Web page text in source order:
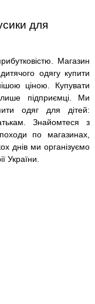
для
Магазин
одягу купити
ціною. Купувати
підприємці. Ми
одяг для дітей:
Знайомтеся з
по магазинах,
днів ми організуємо
України.